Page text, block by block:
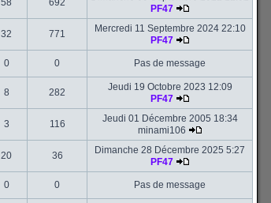
58 692
PF47
32 771
Mercredi 11 Septembre 2024 22:10
PF47
0 0 Pas de message
8 282
Jeudi 19 Octobre 2023 12:09
PF47
3 116
Jeudi 01 Décembre 2005 18:34
minami106
20 36
Dimanche 28 Décembre 2025 5:27
PF47
0 0 Pas de message